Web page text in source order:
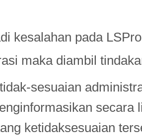
kesalahan pada
maka diambil
sesuaian
secara
ketidaksesuaian